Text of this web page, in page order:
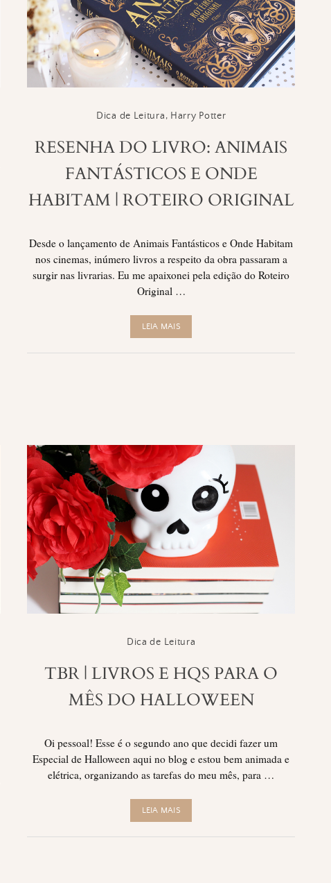
Dica de Leitura, Harry Potter
RESENHA DO LIVRO: ANIMAIS
FANTÁSTICOS E ONDE
HABITAM | ROTEIRO ORIGINAL
Desde o lançamento de Animais Fantásticos e Onde Habitam
nos cinemas, inúmero livros a respeito da obra passaram a
surgir nas livrarias. Eu me apaixonei pela edição do Roteiro
Original …
LEIA MAIS
Dica de Leitura
TBR | LIVROS E HQS PARA O
MÊS DO HALLOWEEN
Oi pessoal! Esse é o segundo ano que decidi fazer um
Especial de Halloween aqui no blog e estou bem animada e
elétrica, organizando as tarefas do meu mês, para …
LEIA MAIS